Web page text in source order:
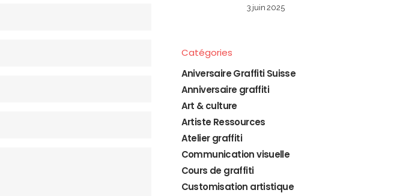
3 juin 2025
Catégories
Aniversaire Graffiti Suisse
Anniversaire graffiti
Art & culture
Artiste Ressources
Atelier graffiti
Communication visuelle
Cours de graffiti
Customisation artistique